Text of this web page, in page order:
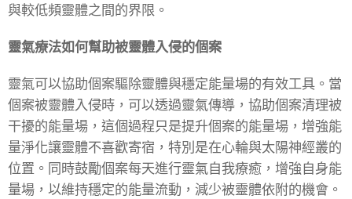
與較低頻靈體之間的界限。
靈氣療法如何幫助被靈體入侵的個案
靈氣可以協助個案驅除靈體與穩定能量場的有效工具。當
個案被靈體入侵時，可以透過靈氣傳導，協助個案清理被
干擾的能量場，這個過程只是提升個案的能量場，增強能
量淨化讓靈體不喜歡寄宿，特別是在心輪與太陽神經叢的
位置。同時鼓勵個案每天進行靈氣自我療癒，增強自身能
量場，以維持穩定的能量流動，減少被靈體依附的機會。